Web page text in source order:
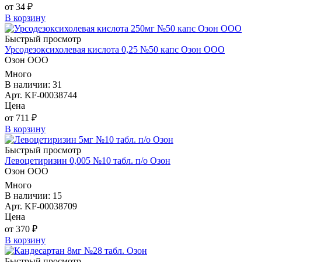
от 34 ₽
В корзину
Быстрый просмотр
Урсодезоксихолевая кислота 0,25 №50 капс Озон ООО
Озон ООО
Много
В наличии: 31
Арт. KF-00038744
Цена
от 711 ₽
В корзину
Быстрый просмотр
Левоцетиризин 0,005 №10 табл. п/о Озон
Озон ООО
Много
В наличии: 15
Арт. KF-00038709
Цена
от 370 ₽
В корзину